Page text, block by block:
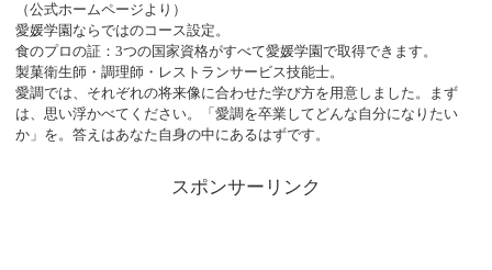
（公式ホームページより）
愛媛学園ならではのコース設定。
食のプロの証：3つの国家資格がすべて愛媛学園で取得できます。
製菓衛生師・調理師・レストランサービス技能士。
愛調では、それぞれの将来像に合わせた学び方を用意しました。まず
は、思い浮かべてください。「愛調を卒業してどんな自分になりたい
か」を。答えはあなた自身の中にあるはずです。
スポンサーリンク